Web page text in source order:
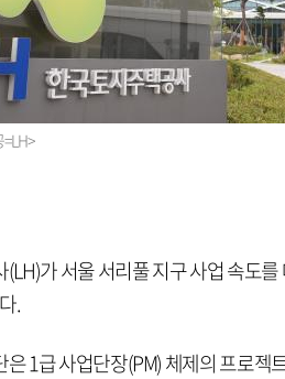
가 서울 서리풀 지구 사업 속도
.
1급 사업단장(PM) 체제의 프로젝